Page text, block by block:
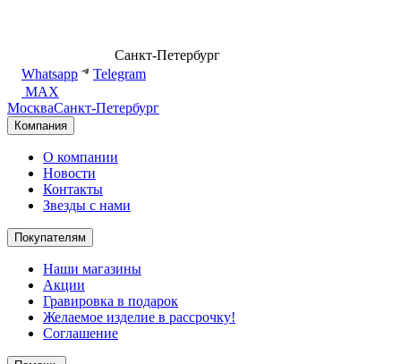
Санкт-Петербург
Whatsapp
Telegram
MAX
МоскваСанкт-Петербург
Компания
О компании
Новости
Контакты
Звезды с нами
Покупателям
Наши магазины
Акции
Гравировка в подарок
Желаемое изделие в рассрочку!
Соглашение